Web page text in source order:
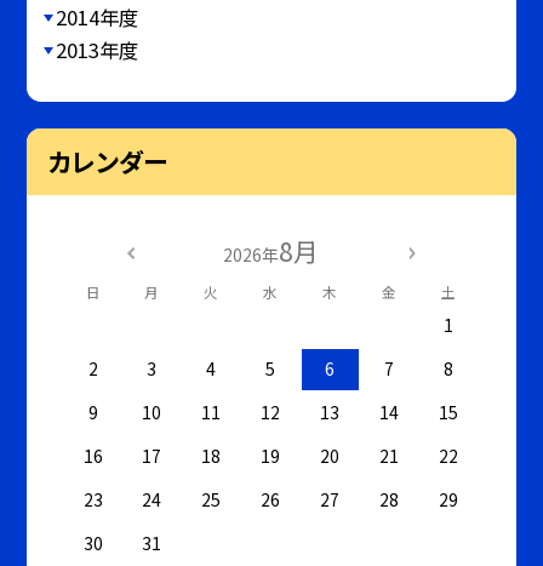
2014年度
2013年度
カレンダー
2026年8月
日 月 火 水 木 金 土
1
2
3 4 5 6 7
8
9
10 11 12 13 14
15
16
17 18 19 20 21
22
23
24 25 26 27 28
29
30
31